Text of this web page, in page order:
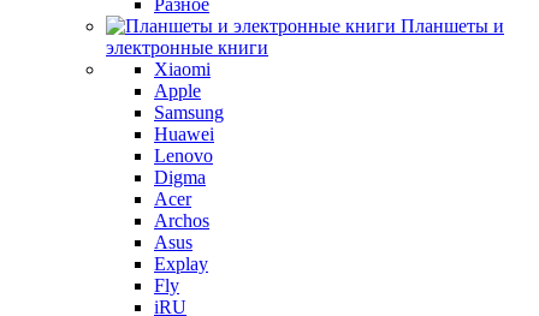
Разное
Планшеты и
электронные книги
Xiaomi
Apple
Samsung
Huawei
Lenovo
Digma
Acer
Archos
Asus
Explay
Fly
iRU